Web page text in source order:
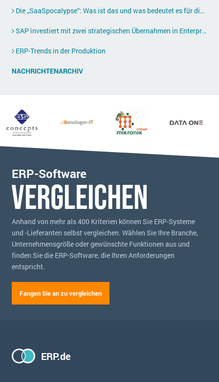
Die „SaaSpocalypse“: Was ist das und was bedeutet es für die Zukunft von Unternehmenssoftware?
SAP investiert mit zwei strategischen Übernahmen in Enterprise-KI
ERP-Trends in der Produktion
NACHRICHTENARCHIV
ERP-Software
vergleichen
Anhand von mehr als 400 Kriterien können Sie ERP-Systeme
und -Lieferanten selbst vergleichen. Wählen Sie Ihre Branche,
Unternehmensgröße oder gewünschte Funktionen aus und
finden Sie die ERP-Software, die Ihren Anforderungen
entspricht.
Fangen Sie an zu vergleichen
ERP.de